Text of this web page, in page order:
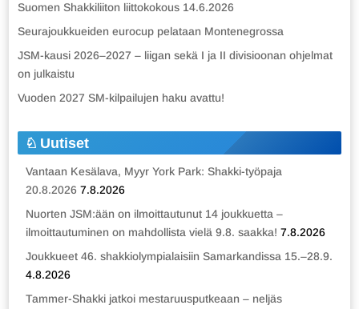
Suomen Shakkiliiton liittokokous 14.6.2026
Seurajoukkueiden eurocup pelataan Montenegrossa
JSM-kausi 2026–2027 – liigan sekä I ja II divisioonan ohjelmat
on julkaistu
Vuoden 2027 SM-kilpailujen haku avattu!
Uutiset
Vantaan Kesälava, Myyr York Park: Shakki-työpaja
20.8.2026 7.8.2026
Nuorten JSM:ään on ilmoittautunut 14 joukkuetta –
ilmoittautuminen on mahdollista vielä 9.8. saakka! 7.8.2026
Joukkueet 46. shakkiolympialaisiin Samarkandissa 15.–28.9.
4.8.2026
Tammer-Shakki jatkoi mestaruusputkeaan – neljäs